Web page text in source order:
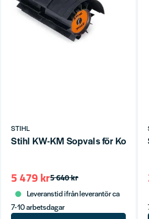
STIHL
Stihl KW-KM Sopvals för
5 640 kr
5 479 kr
Leveranstid ifrån leverantör ca
7-10 arbetsdagar